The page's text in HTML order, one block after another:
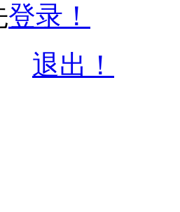
登录！
退出！